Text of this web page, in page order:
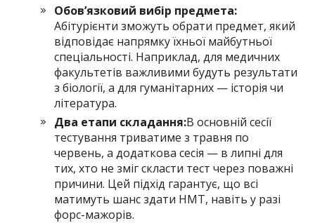
Обов’язковий вибір предмета:
Абітурієнти зможуть обрати предмет, який
відповідає напрямку їхньої майбутньої
спеціальності. Наприклад, для медичних
факультетів важливими будуть результати
з біології, а для гуманітарних — історія чи
література.
Два етапи складання:В основній сесії
тестування триватиме з травня по
червень, а додаткова сесія — в липні для
тих, хто не зміг скласти тест через поважні
причини. Цей підхід гарантує, що всі
матимуть шанс здати НМТ, навіть у разі
форс-мажорів.